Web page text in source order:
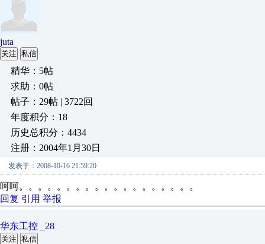
juta
关注 私信
精华：5帖
求助：0帖
帖子：29帖 | 3722回
年度积分：18
历史总积分：4434
注册：2004年1月30日
发表于：2008-10-16 21:59:20
呵呵。。。。。。。。。。。。。。。。。。。
回复 引用 举报
华东工控 _28
关注 私信